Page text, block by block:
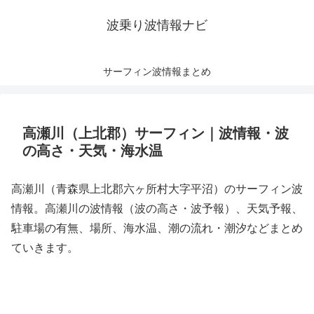
波乗り波情報ナビ
サーフィン波情報まとめ
高瀬川（上北郡）サーフィン｜波情報・波
の高さ・天気・海水温
高瀬川（青森県上北郡六ヶ所村大字平沼）のサーフィン波
情報。高瀬川の波情報（波の高さ・波予報）、天気予報、
駐車場の有無、場所、海水温、潮の流れ・潮汐などまとめ
ていきます。